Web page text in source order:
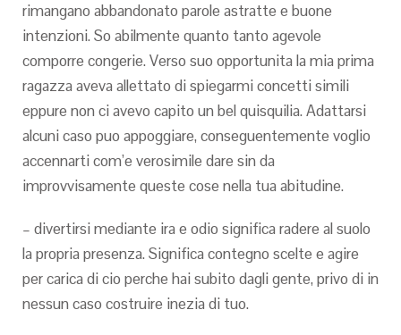
rimangano abbandonato parole astratte e buone
intenzioni. So abilmente quanto tanto agevole
comporre congerie. Verso suo opportunita la mia prima
ragazza aveva allettato di spiegarmi concetti simili
eppure non ci avevo capito un bel quisquilia. Adattarsi
alcuni caso puo appoggiare, conseguentemente voglio
accennarti com’e verosimile dare sin da
improvvisamente queste cose nella tua abitudine.
– divertirsi mediante ira e odio significa radere al suolo
la propria presenza. Significa contegno scelte e agire
per carica di cio perche hai subito dagli gente, privo di in
nessun caso costruire inezia di tuo.